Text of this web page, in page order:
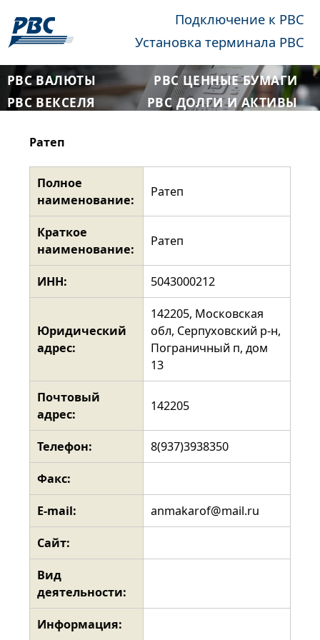
Подключение к РВС
Установка терминала РВС
РВС ВАЛЮТЫ
РВС ЦЕННЫЕ БУМАГИ
РВС ВЕКСЕЛЯ
РВС ДОЛГИ И АКТИВЫ
Ратеп
Полное
наименование:
Ратеп
Краткое
наименование:
Ратеп
ИНН: 5043000212
Юридический
адрес:
142205, Московская
обл, Серпуховский р-н,
Пограничный п, дом
13
Почтовый
адрес:
142205
Телефон: 8(937)3938350
Факс:
E-mail: anmakarof@mail.ru
Сайт:
Вид
деятельности:
Информация: